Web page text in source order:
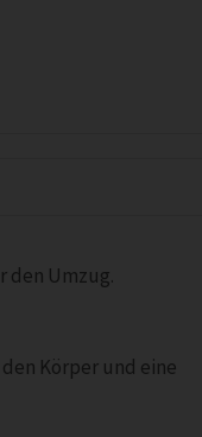
den Umzug.
Körper und eine